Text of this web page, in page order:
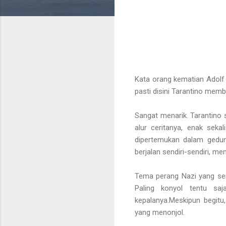
Kata orang kematian
pasti disini Tarantino
Sangat menarik. Tarantino
alur ceritanya, enak
dipertemukan dalam
berjalan sendiri-sendiri,
Tema perang Nazi yang
Paling konyol tentu
kepalanya.Meskipun
yang menonjol.